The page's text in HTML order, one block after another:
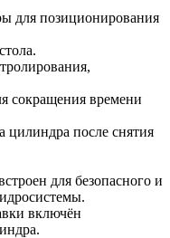
для позиционирования
сокращения времени
цилиндра после снятия
для безопасного и
включён